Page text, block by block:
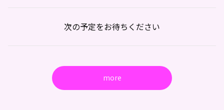
次の予定をお待ちください
more